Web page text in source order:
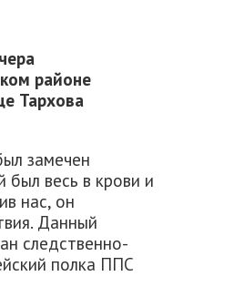
районе
Тархова
замечен
был весь в крови и
нас, он
Данный
следственно-
полка ППС